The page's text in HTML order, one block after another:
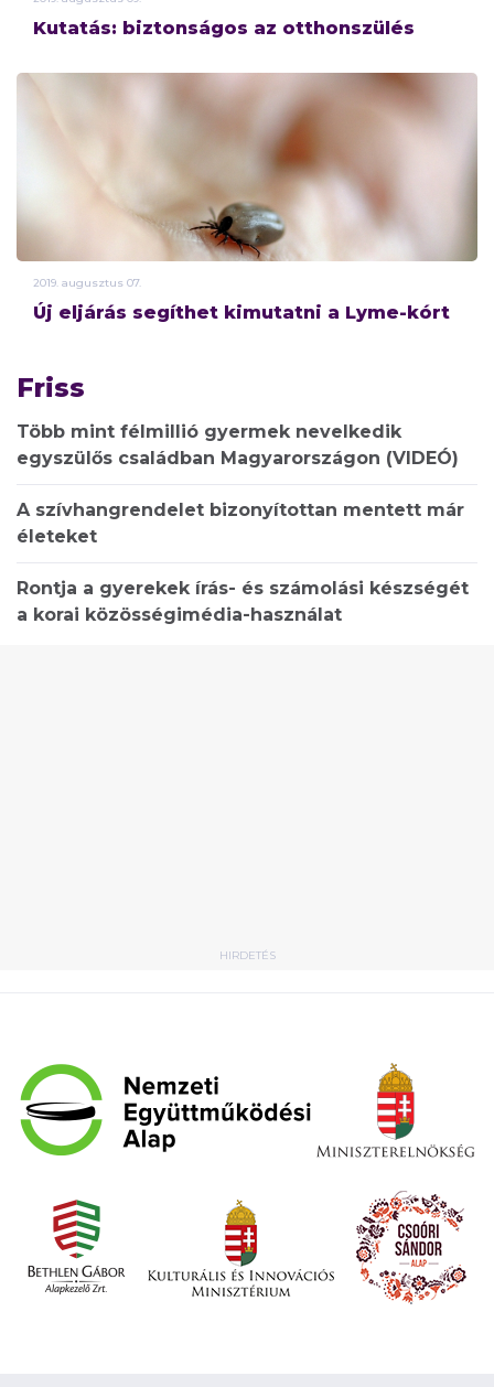
Kutatás: biztonságos az otthonszülés
2019. augusztus 07.
Új eljárás segíthet kimutatni a Lyme-kórt
Friss
Több mint félmillió gyermek nevelkedik
egyszülős családban Magyarországon (VIDEÓ)
A szívhangrendelet bizonyítottan mentett már
életeket
Rontja a gyerekek írás- és számolási készségét
a korai közösségimédia-használat
HIRDETÉS